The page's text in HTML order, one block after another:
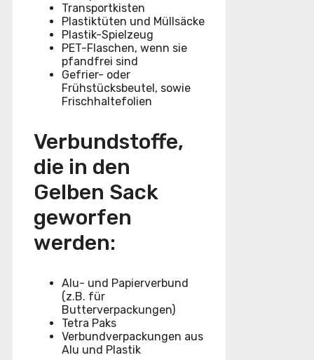
Transportkisten
Plastiktüten und Müllsäcke
Plastik-Spielzeug
PET-Flaschen, wenn sie
pfandfrei sind
Gefrier- oder
Frühstücksbeutel, sowie
Frischhaltefolien
Verbundstoffe,
die in den
Gelben Sack
geworfen
werden:
Alu- und Papierverbund
(z.B. für
Butterverpackungen)
Tetra Paks
Verbundverpackungen aus
Alu und Plastik